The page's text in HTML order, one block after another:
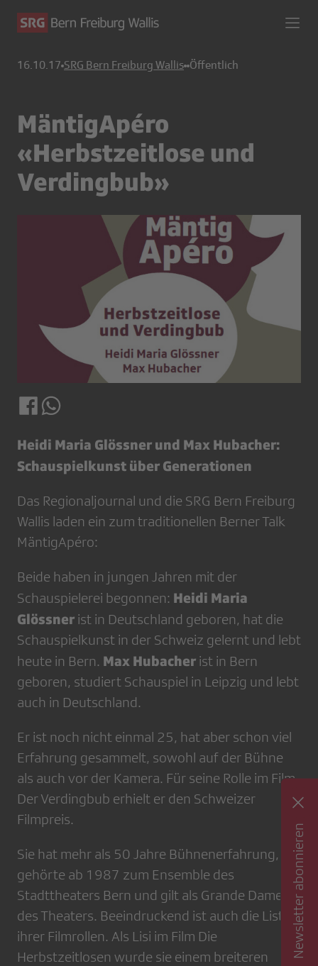
16.10.17 SRG Bern Freiburg Wallis Öffentlich
MäntigApéro
«Herbstzeitlose und
Verdingbub»
Heidi Maria Glössner und Max Hubacher:
Schauspielkunst über Generationen
Das Regionaljournal und die SRG Bern Freiburg
Wallis laden ein zum traditionellen Berner Talk
MäntigApéro:
Beide haben in jungen Jahren mit der
Schauspielerei begonnen: Heidi Maria
Glössner ist in Deutschland geboren, hat die
Schauspielkunst in der Schweiz gelernt und lebt
heute in Bern. Max Hubacher ist in Bern
geboren, studiert Schauspiel in Leipzig und lebt
auch in Deutschland.
Er ist noch nicht einmal 25, hat aber schon viel
Erfahrung gesammelt, sowohl auf der Bühne
als auch vor der Kamera. Für seine Rolle im Film
Der Verdingbub erhielt er den Schweizer
Filmpreis.
Sie hat mehr als 50 Jahre Bühnenerfahrung,
gehörte ab 1987 zum Ensemble des
Stadttheaters Bern und gilt als Grande Dame
des Theaters. Beeindruckend ist auch die Liste
ihrer Filmrollen. Als Lisi im Film Die
Herbstzeitlosen wurde sie einem breiteren
Newsletter abonnieren